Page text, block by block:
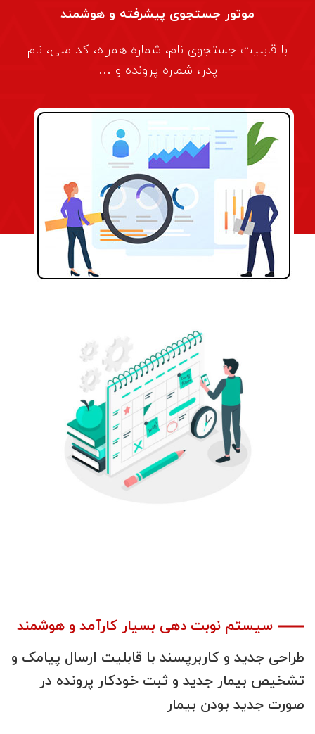
موتور جستجوی پیشرفته و هوشمند
با قابلیت جستجوی نام، شماره همراه، کد ملی، نام
پدر، شماره پرونده و …
سیستم نوبت دهی بسیار کارآمد و هوشمند
طراحی جدید و کاربرپسند با قابلیت ارسال پیامک و
تشخیص بیمار جدید و ثبت خودکار پرونده در
صورت جدید بودن بیمار